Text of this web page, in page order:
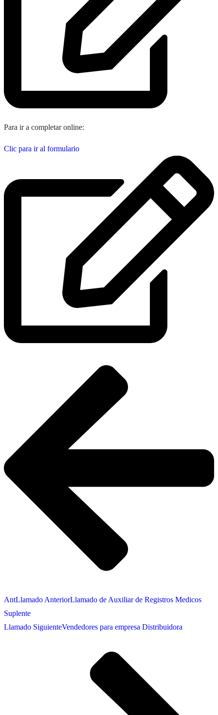
Para ir a completar online:
Clic para ir al formulario
AntLlamado AnteriorLlamado de Auxiliar de Registros Medicos
Suplente
Llamado SiguienteVendedores para empresa Distribuidora